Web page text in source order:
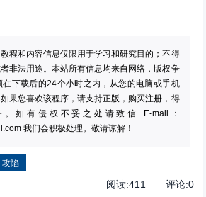
程和内容信息仅限用于学习和研究目的；不得
非法用途。本站所有信息均来自网络，版权争
下载后的24个小时之内，从您的电脑或手机
果您喜欢该程序，请支持正版，购买注册，得
如有侵权不妥之处请致信 E-mail：
我们会积极处理。敬请谅解！
攻陷
阅读:411 评论:0